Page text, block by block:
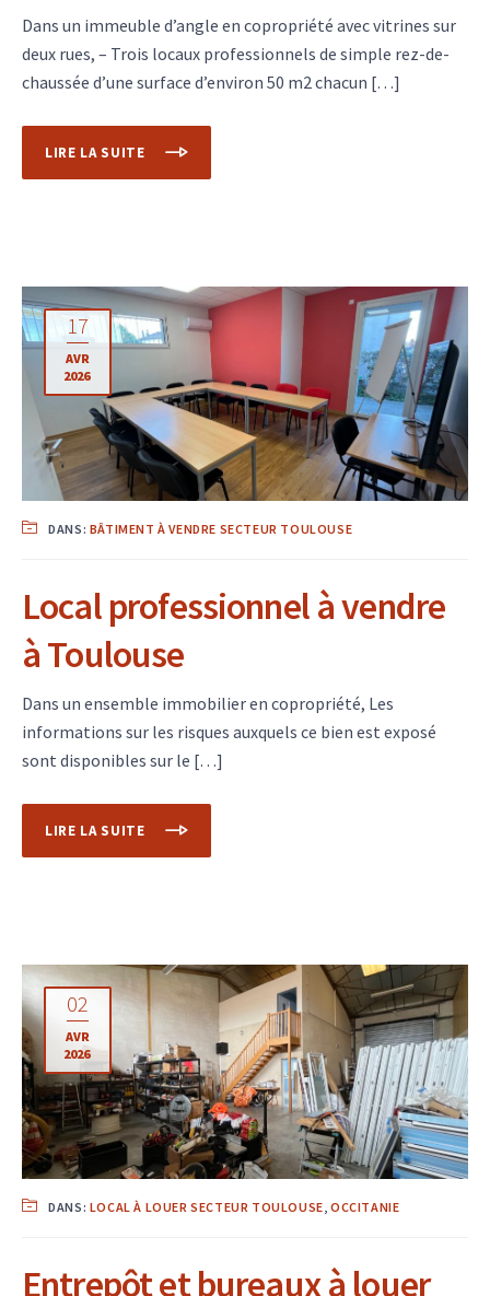
Dans un immeuble d’angle en copropriété avec vitrines sur
deux rues, – Trois locaux professionnels de simple rez-de-
chaussée d’une surface d’environ 50 m2 chacun […]
LIRE LA SUITE
17
AVR
2026
DANS: BÂTIMENT À VENDRE SECTEUR TOULOUSE
Local professionnel à vendre
à Toulouse
Dans un ensemble immobilier en copropriété, Les
informations sur les risques auxquels ce bien est exposé
sont disponibles sur le […]
LIRE LA SUITE
02
AVR
2026
DANS: LOCAL À LOUER SECTEUR TOULOUSE ,OCCITANIE
Entrepôt et bureaux à louer